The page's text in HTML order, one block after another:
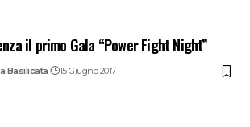
il primo Gala “Power Fight Night”
Basilicata 15 Giugno 2017